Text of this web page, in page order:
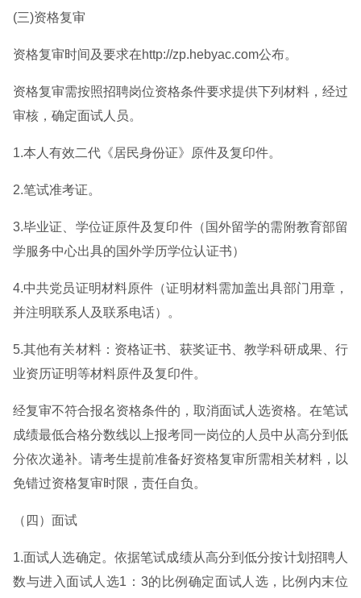
(三)资格复审
资格复审时间及要求在http://zp.hebyac.com公布。
资格复审需按照招聘岗位资格条件要求提供下列材料，经过
审核，确定面试人员。
1.本人有效二代《居民身份证》原件及复印件。
2.笔试准考证。
3.毕业证、学位证原件及复印件（国外留学的需附教育部留
学服务中心出具的国外学历学位认证书）
4.中共党员证明材料原件（证明材料需加盖出具部门用章，
并注明联系人及联系电话）。
5.其他有关材料：资格证书、获奖证书、教学科研成果、行
业资历证明等材料原件及复印件。
经复审不符合报名资格条件的，取消面试人选资格。在笔试
成绩最低合格分数线以上报考同一岗位的人员中从高分到低
分依次递补。请考生提前准备好资格复审所需相关材料，以
免错过资格复审时限，责任自负。
（四）面试
1.面试人选确定。依据笔试成绩从高分到低分按计划招聘人
数与进入面试人选1：3的比例确定面试人选，比例内末位